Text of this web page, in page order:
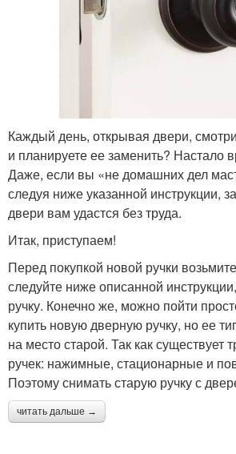
Каждый день, открывая двери,
и планируете ее заменить? Настало
Даже, если вы «не домашних дел
следуя ниже указанной инструкции,
двери вам удастся без труда.
Итак, приступаем!
Перед покупкой новой ручки
следуйте ниже описанной
ручку. Конечно же, можно пойти
купить новую дверную ручку, но ее
на место старой. Так как существует
ручек: нажимные, стационарные и
Поэтому снимать старую ручку с
читать дальше →